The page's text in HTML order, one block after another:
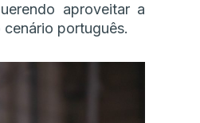
aproveitar a
português.